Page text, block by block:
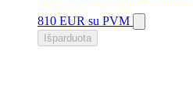
810 EUR su PVM
Išparduota